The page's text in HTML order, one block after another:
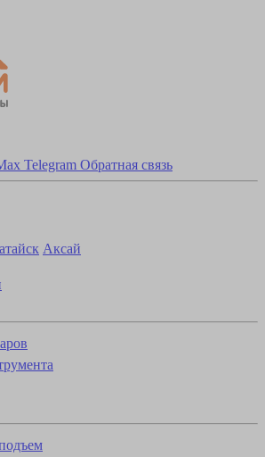
Telegram Обратная связь
Аксай